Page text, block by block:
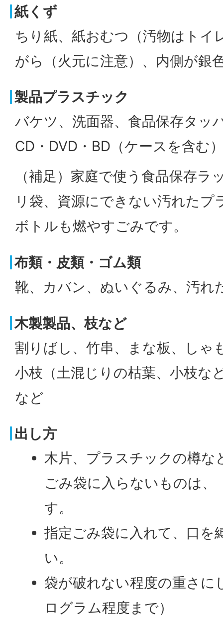
紙くず
ちり紙、紙おむつ（汚物はトイ
がら（火元に注意）、内側が銀
製品プラスチック
バケツ、洗面器、食品保存タッ
CD・DVD・BD（ケースを含む
（補足）家庭で使う食品保存ラ
リ袋、資源にできない汚れたプ
ボトルも燃やすごみです。
布類・皮類・ゴム類
靴、カバン、ぬいぐるみ、汚れ
木製製品、枝など
割りばし、竹串、まな板、しゃ
小枝（土混じりの枯葉、小枝な
など
出し方
木片、プラスチックの樽な
ごみ袋に入らないものは、
す。
指定ごみ袋に入れて、口を
い。
袋が破れない程度の重さに
ログラム程度まで）